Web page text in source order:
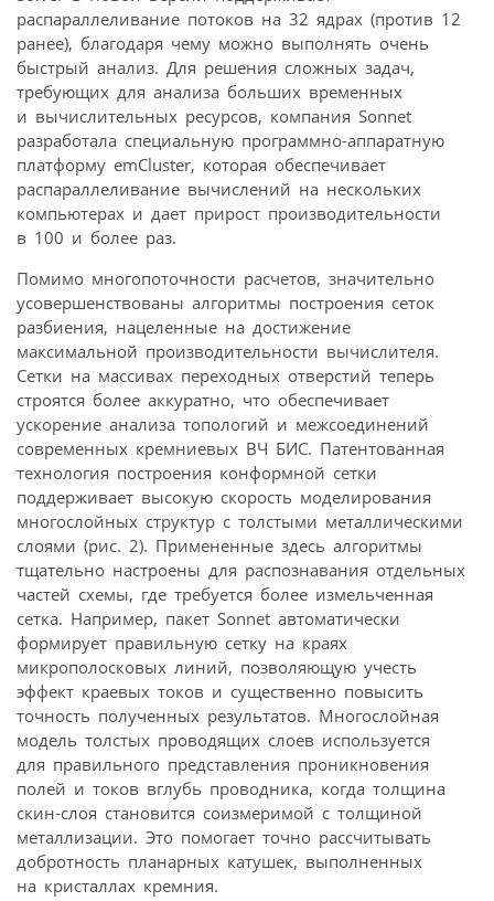
распараллеливание потоков на 32 ядрах (против 12
ранее), благодаря чему можно выполнять очень
быстрый анализ. Для решения сложных задач,
требующих для анализа больших временных
и вычислительных ресурсов, компания Sonnet
разработала специальную программно-аппаратную
платформу emCluster, которая обеспечивает
распараллеливание вычислений на нескольких
компьютерах и дает прирост производительности
в 100 и более раз.
Помимо многопоточности расчетов, значительно
усовершенствованы алгоритмы построения сеток
разбиения, нацеленные на достижение
максимальной производительности вычислителя.
Сетки на массивах переходных отверстий теперь
строятся более аккуратно, что обеспечивает
ускорение анализа топологий и межсоединений
современных кремниевых ВЧ БИС. Патентованная
технология построения конформной сетки
поддерживает высокую скорость моделирования
многослойных структур с толстыми металлическими
слоями (рис. 2). Примененные здесь алгоритмы
тщательно настроены для распознавания отдельных
частей схемы, где требуется более измельченная
сетка. Например, пакет Sonnet автоматически
формирует правильную сетку на краях
микрополосковых линий, позволяющую учесть
эффект краевых токов и существенно повысить
точность полученных результатов. Многослойная
модель толстых проводящих слоев используется
для правильного представления проникновения
полей и токов вглубь проводника, когда толщина
скин-слоя становится соизмеримой с толщиной
металлизации. Это помогает точно рассчитывать
добротность планарных катушек, выполненных
на кристаллах кремния.